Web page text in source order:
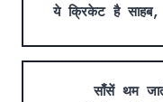
ये क्रिकेट है
साँसें थम